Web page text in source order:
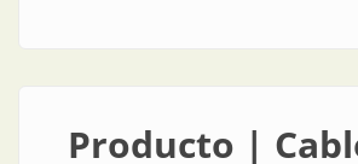
Producto |